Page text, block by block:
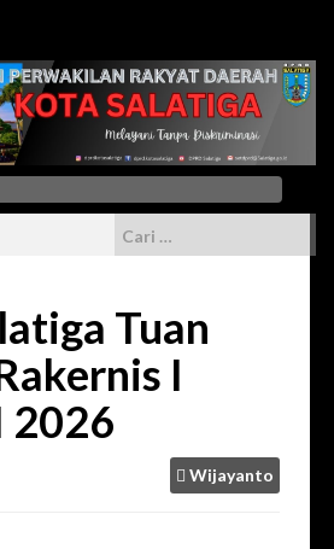
Tuan
I
2026
Wijayanto